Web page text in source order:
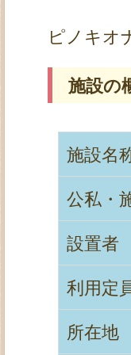
ピノキオ
施設の
施設名
公私・
設置者
利用定
所在地